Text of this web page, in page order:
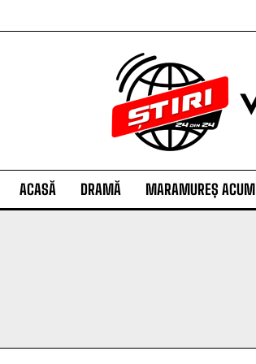
ACASĂ DRAMĂ MARAMUREȘ ACUM